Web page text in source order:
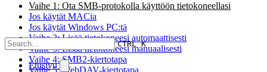
CTRL K
Etusivu
Vaihe 1: Ota SMB-protokolla käyttöön tietokoneellasi
Jos käytät MACia
Jos käytät Windows PC:tä
Vaihe 2: Lisää tietokoneesi automaattisesti
Vaihe 3: Lisää tietokoneesi manuaalisesti
Vaihe 4: SMB2-kiertotapa
Vaihe 5: WebDAV-kiertotapa